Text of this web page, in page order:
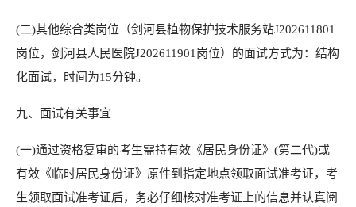
(二)其他综合类岗位（剑河县植物保护技术服务站J202611801
岗位，剑河县人民医院J202611901岗位）的面试方式为：结构
化面试，时间为15分钟。
九、面试有关事宜
(一)通过资格复审的考生需持有效《居民身份证》(第二代)或
有效《临时居民身份证》原件到指定地点领取面试准考证，考
生领取面试准考证后，务必仔细核对准考证上的信息并认真阅